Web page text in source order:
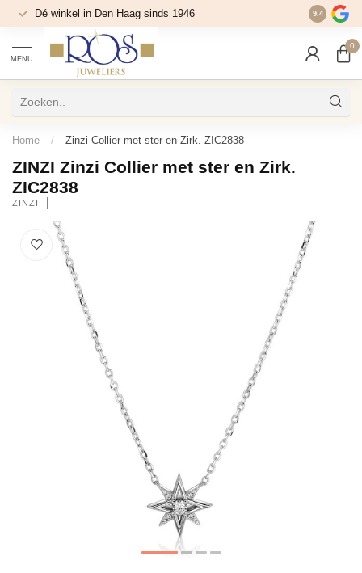
Dé winkel in Den Haag sinds 1946 9.4
MENU
0
Home / Zinzi Collier met ster en Zirk. ZIC2838
ZINZI Zinzi Collier met ster en Zirk.
ZIC2838
ZINZI